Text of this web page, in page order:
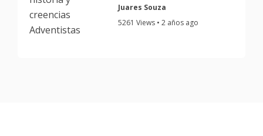
Juares Souza
5261 Views • 2 años ago